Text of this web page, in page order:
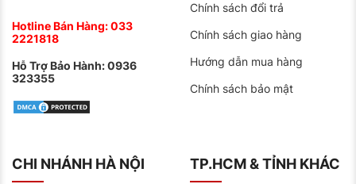
Hotline Bán Hàng:033
2221818
Hỗ Trợ Bảo Hành:0936
323355
Chính sách đổi trả
Chính sách giao hàng
Hướng dẫn mua hàng
Chính sách bảo mật
CHI NHÁNH HÀ NỘI TP.HCM & TỈNH KHÁC